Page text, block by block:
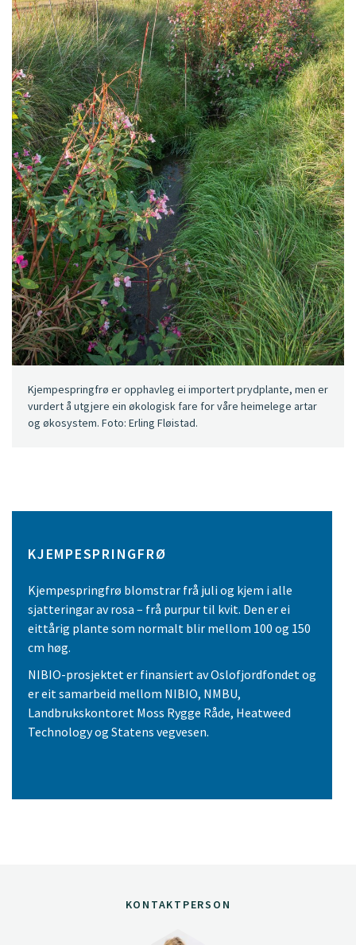
Kjempespringfrø er opphavleg ei importert prydplante, men er
vurdert å utgjere ein økologisk fare for våre heimelege artar
og økosystem. Foto: Erling Fløistad.
KJEMPESPRINGFRØ
Kjempespringfrø blomstrar frå juli og kjem i alle
sjatteringar av rosa – frå purpur til kvit. Den er ei
eittårig plante som normalt blir mellom 100 og 150
cm høg.
NIBIO-prosjektet er finansiert av Oslofjordfondet og
er eit samarbeid mellom NIBIO, NMBU,
Landbrukskontoret Moss Rygge Råde, Heatweed
Technology og Statens vegvesen.
KONTAKTPERSON